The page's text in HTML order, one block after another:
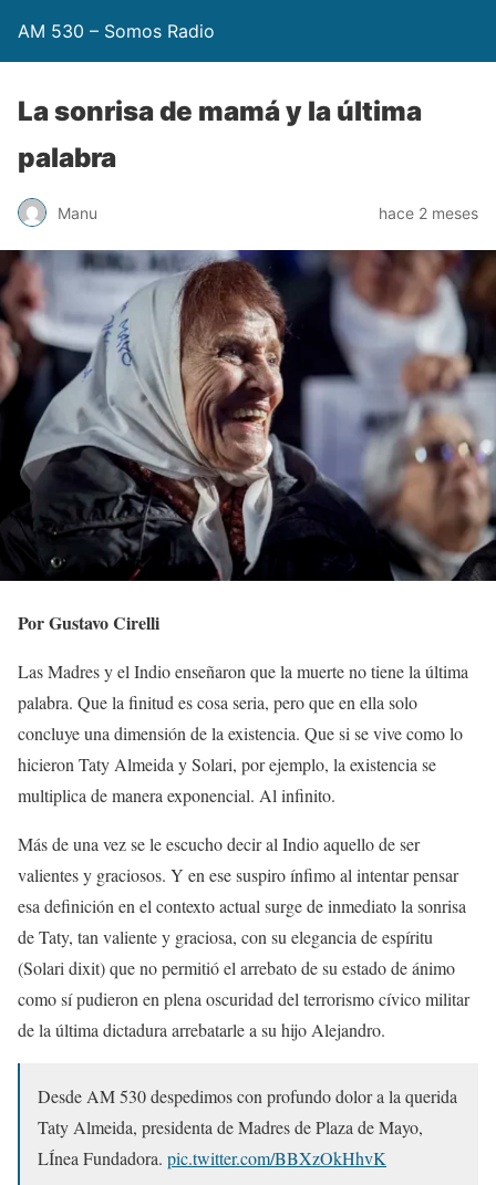
AM 530 – Somos Radio
La sonrisa de mamá y la última
palabra
Manu hace 2 meses
Por Gustavo Cirelli
Las Madres y el Indio enseñaron que la muerte no tiene la última
palabra. Que la finitud es cosa seria, pero que en ella solo
concluye una dimensión de la existencia. Que si se vive como lo
hicieron Taty Almeida y Solari, por ejemplo, la existencia se
multiplica de manera exponencial. Al infinito.
Más de una vez se le escucho decir al Indio aquello de ser
valientes y graciosos. Y en ese suspiro ínfimo al intentar pensar
esa definición en el contexto actual surge de inmediato la sonrisa
de Taty, tan valiente y graciosa, con su elegancia de espíritu
(Solari dixit) que no permitió el arrebato de su estado de ánimo
como sí pudieron en plena oscuridad del terrorismo cívico militar
de la última dictadura arrebatarle a su hijo Alejandro.
Desde AM 530 despedimos con profundo dolor a la querida
Taty Almeida, presidenta de Madres de Plaza de Mayo,
LÍnea Fundadora. pic.twitter.com/BBXzOkHhvK